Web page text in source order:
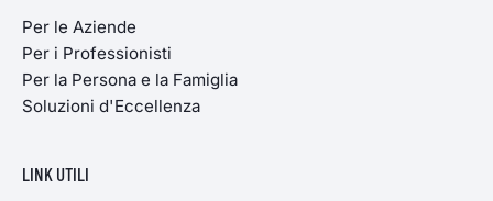
Per le Aziende
Per i Professionisti
Per la Persona e la Famiglia
Soluzioni d'Eccellenza
LINK UTILI